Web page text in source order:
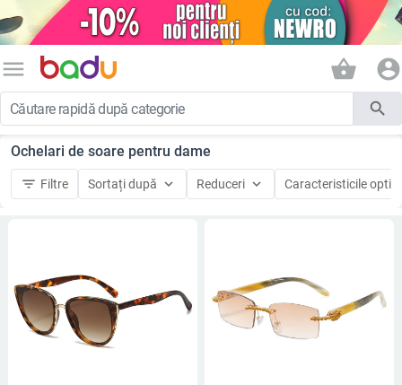
menu shopping_basket account_circle
search
Ochelari de soare pentru dame
filter_list Filtre Sortați după keyboard_arrow_down Reduceri keyboard_arrow_down Caracteristicile